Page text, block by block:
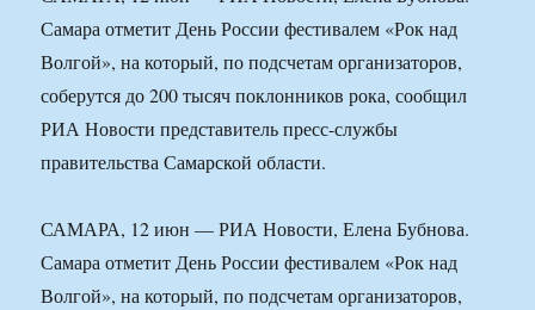
Самара отметит День России фестивалем «Рок над
Волгой», на который, по подсчетам организаторов,
соберутся до 200 тысяч поклонников рока, сообщил
РИА Новости представитель пресс-службы
правительства Самарской области.
САМАРА, 12 июн — РИА Новости, Елена Бубнова.
Самара отметит День России фестивалем «Рок над
Волгой», на который, по подсчетам организаторов,